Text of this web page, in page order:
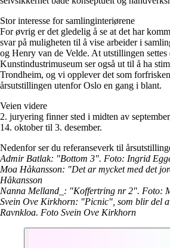
Stor interesse for samlinginteriørene
For øvrig er det gledelig å se at det har
svar på muligheten til å vise arbeider i
og Henry van de Velde. At utstillingen
Kunstindustrimuseum ser også ut til å ha
Trondheim, og vi opplever det som
årsutstillingen utenfor Oslo en gang i blant.
Veien videre
2. juryering finner sted i midten av
14. oktober til 3. desember.
Nedenfor ser du referanseverk til
Admir Batlak: "Bottom 3". Foto: Ingrid
Moa Håkansson: "Det ar mycket med det
Håkansson
Nanna Melland_: "Koffertring nr 2". Foto:
Svein Ove Kirkhorn: "Picnic", som blir del
Ravnkloa. Foto Svein Ove Kirkhorn